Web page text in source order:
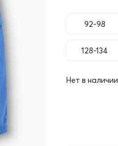
92-98
128-134
Нет в наличии